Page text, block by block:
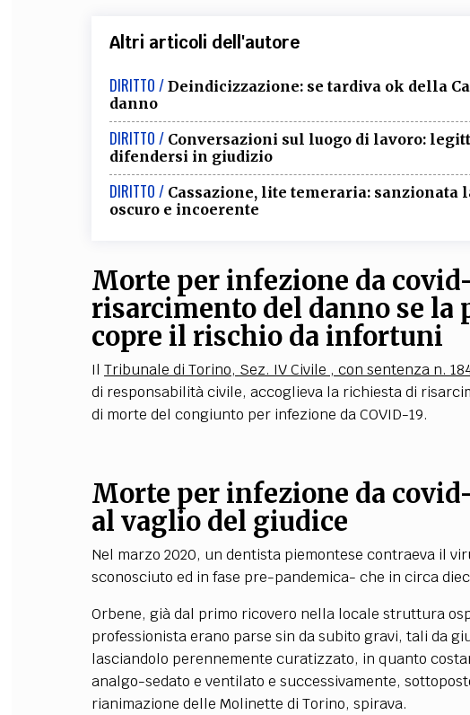
Altri articoli dell'autore
DIRITTO / Deindicizzazione: se tardiva ok della
danno
DIRITTO / Conversazioni sul luogo di lavoro:
difendersi in giudizio
DIRITTO / Cassazione, lite temeraria: sanzionata
oscuro e incoerente
Morte per infezione da
risarcimento del danno se la
copre il rischio da infortuni
Il Tribunale di Torino, Sez. IV Civile , con sentenza n.
di responsabilità civile, accoglieva la richiesta di
di morte del congiunto per infezione da COVID-19.
Morte per infezione da
al vaglio del giudice
Nel marzo 2020, un dentista piemontese contraeva il
sconosciuto ed in fase pre-pandemica- che in circa
Orbene, già dal primo ricovero nella locale struttura
professionista erano parse sin da subito gravi, tali da
lasciandolo perennemente curatizzato, in quanto
analgo-sedato e ventilato e successivamente,
rianimazione delle Molinette di Torino, spirava.